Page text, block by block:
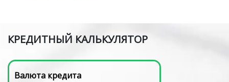
КРЕДИТНЫЙ КАЛЬКУЛЯТОР
Валюта кредита